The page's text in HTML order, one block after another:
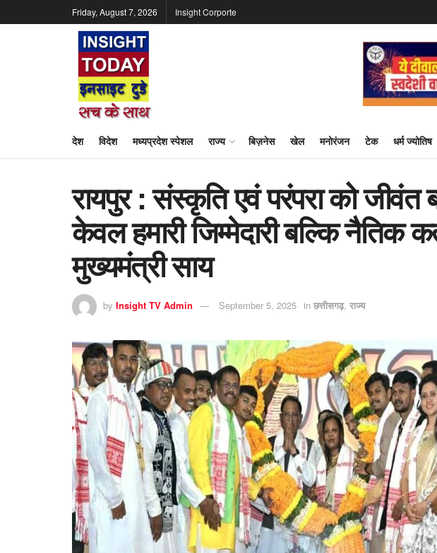
Friday, August 7, 2026 Insight Corporte
देश विदेश मध्यप्रदेश स्पेशल राज्य बिज़नेस खेल मनोरंजन टेक धर्म ज्योतिष
रायपुर : संस्कृति एवं परंपरा को जीवंत
केवल हमारी जिम्मेदारी बल्कि नैतिक
मुख्यमंत्री साय
by Insight TV Admin September 5, 2025 in छत्तीसगढ़, राज्य